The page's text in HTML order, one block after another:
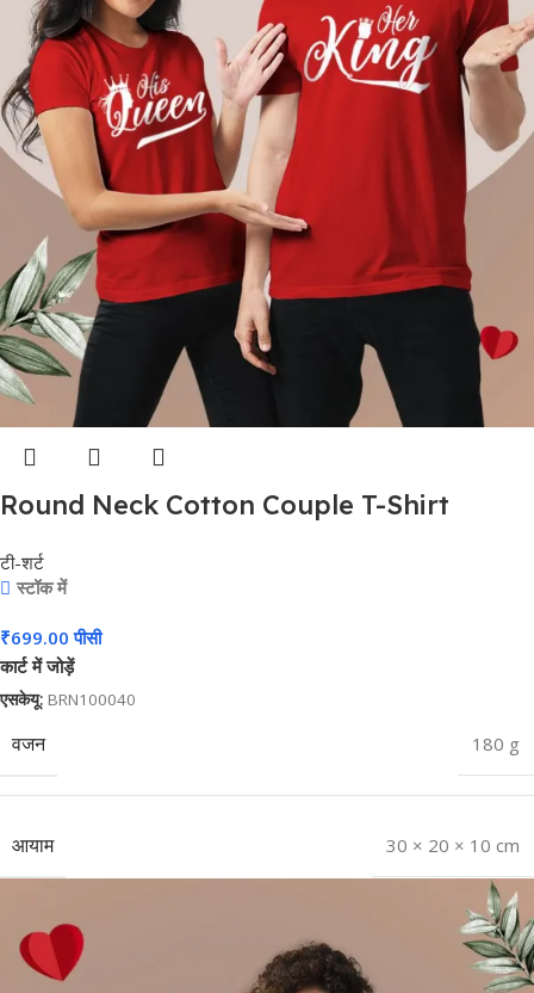
Round Neck Cotton Couple T-Shirt
टी-शर्ट
स्टॉक में
₹699.00 पीसी
कार्ट में जोड़ें
एसकेयू: BRN100040
वजन 180 g
आयाम 30 × 20 × 10 cm